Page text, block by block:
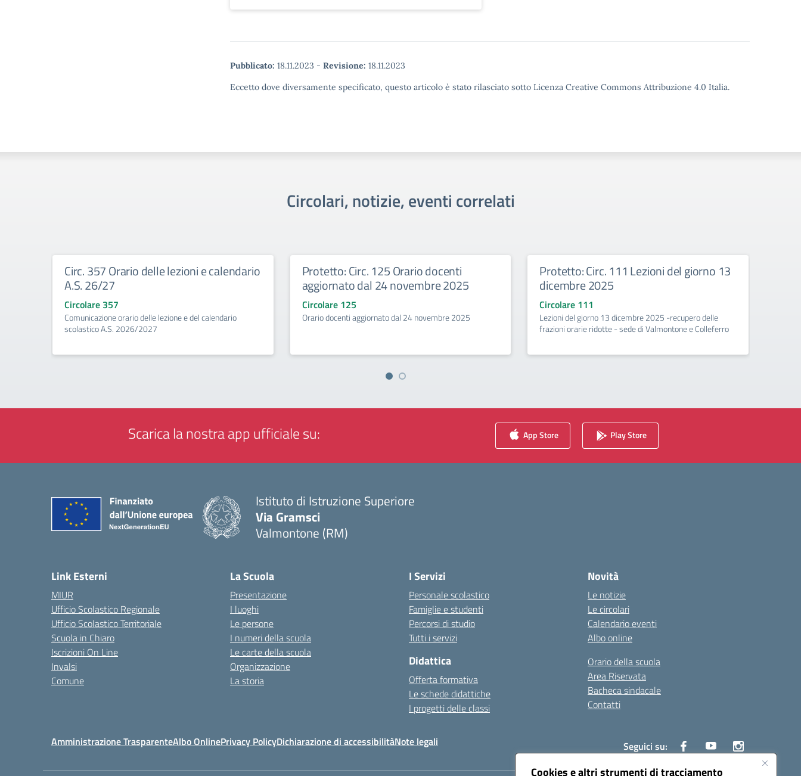
Cookies e altri strumenti di tracciamento
Pubblicato: 18.11.2023 - Revisione: 18.11.2023
Eccetto dove diversamente specificato, questo articolo è stato rilasciato sotto Licenza Creative Commons Attribuzione 4.0 Italia.
Circolari, notizie, eventi correlati
Circ. 357 Orario delle lezioni e calendario
A.S. 26/27
Circolare 357
Comunicazione orario delle lezione e del calendario
scolastico A.S. 2026/2027
Protetto: Circ. 125 Orario docenti
aggiornato dal 24 novembre 2025
Circolare 125
Orario docenti aggiornato dal 24 novembre 2025
Protetto: Circ. 111 Lezioni del giorno 13
dicembre 2025
Circolare 111
Lezioni del giorno 13 dicembre 2025 -recupero delle
frazioni orarie ridotte - sede di Valmontone e Colleferro
Scarica la nostra app ufficiale su: App Store Play Store
Istituto di Istruzione Superiore
Via Gramsci
Valmontone (RM)
Link Esterni
MIUR
Ufficio Scolastico Regionale
Ufficio Scolastico Territoriale
Scuola in Chiaro
Iscrizioni On Line
Invalsi
Comune
La Scuola
Presentazione
I luoghi
Le persone
I numeri della scuola
Le carte della scuola
Organizzazione
La storia
I Servizi
Personale scolastico
Famiglie e studenti
Percorsi di studio
Tutti i servizi
Didattica
Offerta formativa
Le schede didattiche
I progetti delle classi
Novità
Le notizie
Le circolari
Calendario eventi
Albo online
Orario della scuola
Area Riservata
Bacheca sindacale
Contatti
Amministrazione TrasparenteAlbo OnlinePrivacy PolicyDichiarazione di accessibilitàNote legali Seguici su: